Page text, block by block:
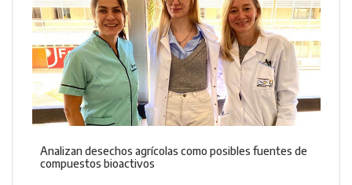
Analizan desechos agrícolas como posibles fuentes de
compuestos bioactivos